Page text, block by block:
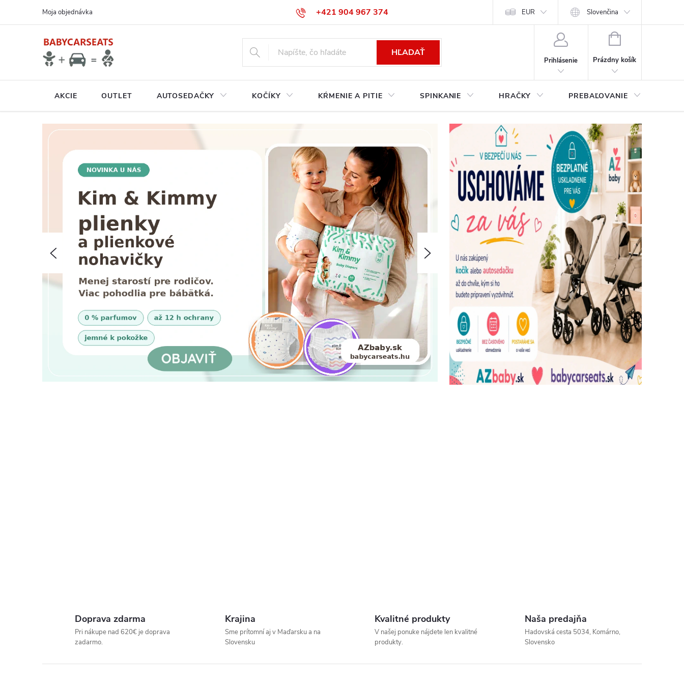
+421 904 967 374‬
info@babycarseats.sk
Moja objednávka EUR Slovenčina
HĽADAŤ
Prihlásenie
NÁKUPNÝ
Prázdny košík
AKCIE OUTLET AUTOSEDAČKY KOČÍKY KŔMENIE A PITIE SPINKANIE HRAČKY PREBAĽOVANIE
N
T
V
U
Predchádzajúce Nasledujúce
Doprava zdarma
Pri nákupe nad 620€ je doprava
zadarmo.
Krajina
Sme prítomní aj v Maďarsku a na
Slovensku
Kvalitné produkty
V našej ponuke nájdete len kvalitné
produkty.
Naša predajňa
Hadovská cesta 5034, Komárno,
Slovensko